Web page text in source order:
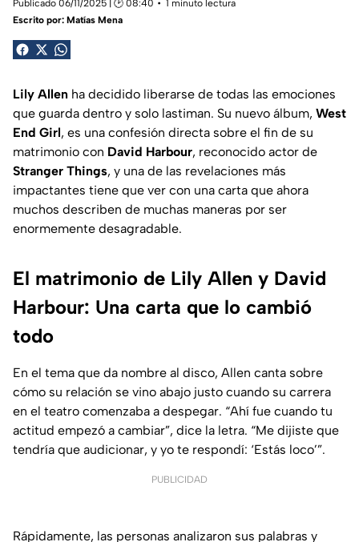
Publicado 06/11/2025 | 🕑 08:40
1 minuto lectura
Escrito por: Matías Mena
Lily Allen ha decidido liberarse de todas las emociones
que guarda dentro y solo lastiman. Su nuevo álbum, West
End Girl, es una confesión directa sobre el fin de su
matrimonio con David Harbour, reconocido actor de
Stranger Things, y una de las revelaciones más
impactantes tiene que ver con una carta que ahora
muchos describen de muchas maneras por ser
enormemente desagradable.
El matrimonio de Lily Allen y David
Harbour: Una carta que lo cambió
todo
En el tema que da nombre al disco, Allen canta sobre
cómo su relación se vino abajo justo cuando su carrera
en el teatro comenzaba a despegar. “Ahí fue cuando tu
actitud empezó a cambiar”, dice la letra. “Me dijiste que
tendría que audicionar, y yo te respondí: ‘Estás loco’”.
PUBLICIDAD
Rápidamente, las personas analizaron sus palabras y